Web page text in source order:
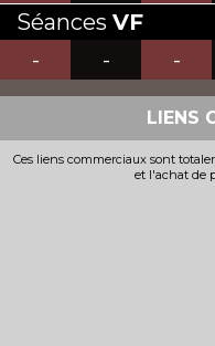
Séances VF
-
- -
LIENS
Ces liens commerciaux sont
et l'achat de